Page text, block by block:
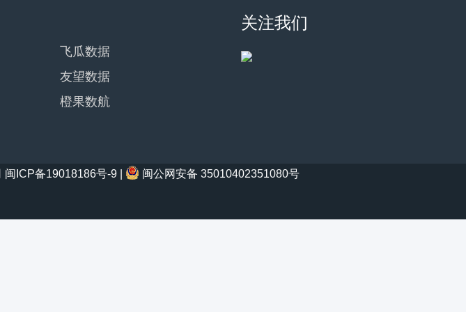
飞瓜数据
友望数据
橙果数航
关注我们
闽ICP备19018186号-9 闽公网安备 35010402351080号